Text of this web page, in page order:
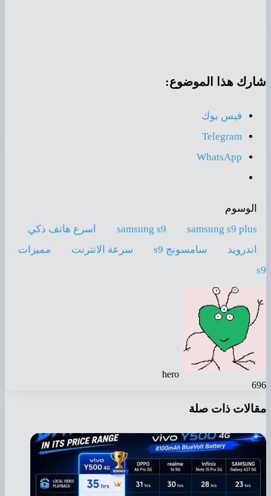
شارك هذا الموضوع:
فيس بوك
Telegram
WhatsApp
الوسوم
samsung s9
samsung s9 plus
اسرع هاتف ذكي
اندرويد
سامسونج s9 سرعة الانترنت
مميزات
s9
hero
696
مقالات ذات صلة